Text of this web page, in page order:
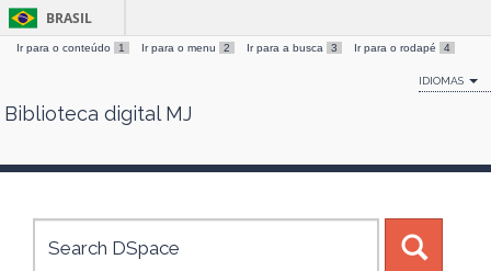
Skip
BRASIL
Ir para o conteúdo 1 Ir para o menu 2 Ir para a busca 3 Ir para o rodapé 4
IDIOMAS
Biblioteca digital MJ